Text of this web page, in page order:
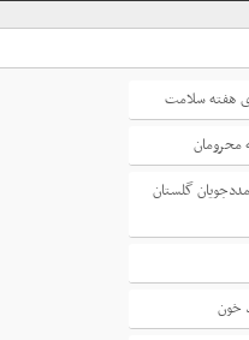
به مددجویان گلستان
خون